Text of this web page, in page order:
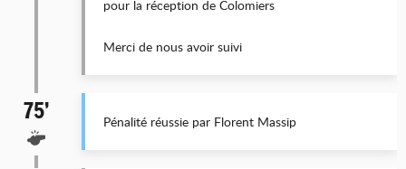
pour la réception de Colomiers
Merci de nous avoir suivi
75’ Pénalité réussie par Florent Massip